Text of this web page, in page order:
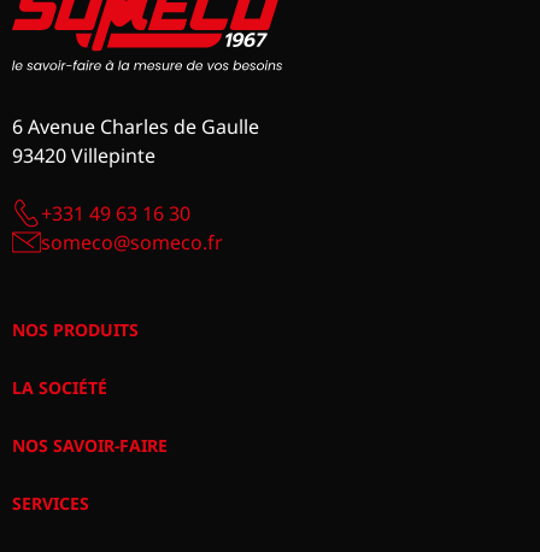
6 Avenue Charles de Gaulle
93420 Villepinte
+331 49 63 16 30
someco@someco.fr
NOS PRODUITS
LA SOCIÉTÉ
NOS SAVOIR-FAIRE
SERVICES